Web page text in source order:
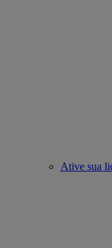
Ative sua